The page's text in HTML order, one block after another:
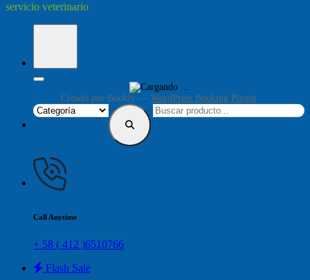
servicio veterinario
Creado por Bookly —WordPress Booking Plugin
Call Anytime
+ 58 ( 412 )6510766
Flash Sale